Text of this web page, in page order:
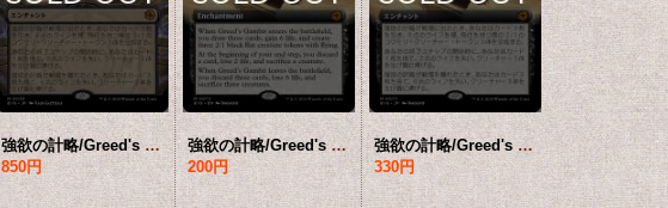
強欲の計略/Greed's Gambit (ショーケース版) 【日本語版】 [BIG-黒MR]
850円
強欲の計略/Greed's Gambit (拡張アート版) 【英語版】 [BIG-黒MR]
200円
強欲の計略/Greed's Gambit (拡張アート版) 【日本語版】 [BIG-黒MR]
330円